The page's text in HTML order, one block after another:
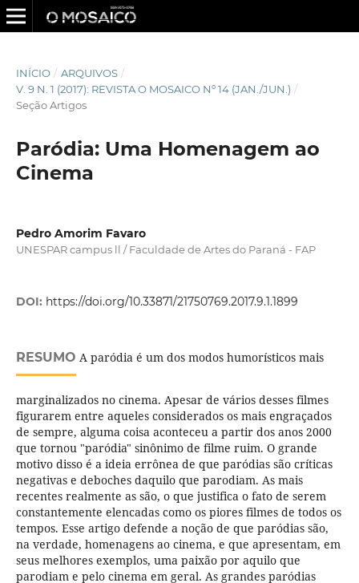
INÍCIO / ARQUIVOS /
V. 9 N. 1 (2017): REVISTA O MOSAICO Nº 14 (JAN./JUN.) /
Seção Artigos
Paródia: Uma Homenagem ao
Cinema
Pedro Amorim Favaro
UNESPAR campus ll / Faculdade de Artes do Paraná - FAP
DOI: https://doi.org/10.33871/21750769.2017.9.1.1899
RESUMO A paródia é um dos modos humorí­sticos mais
marginalizados no cinema. Apesar de vários desses filmes
figurarem entre aqueles considerados os mais engraçados
de sempre, alguma coisa aconteceu a partir dos anos 2000
que tornou "paródia" sinônimo de filme ruim. O grande
motivo disso é a ideia errônea de que paródias são crí­ticas
negativas e deboches daquilo que parodiam. As mais
recentes realmente as são, o que justifica o fato de serem
constantemente elencadas como os piores filmes de todos os
tempos. Esse artigo defende a noção de que paródias são,
na verdade, homenagens ao cinema, e que apresentam, em
seus melhores exemplos, uma paixão por aquilo que
parodiam e pelo cinema em geral. As grandes paródias